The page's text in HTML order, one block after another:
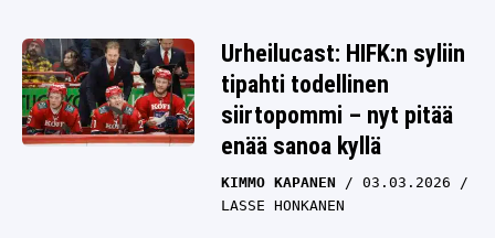
Urheilucast: HIFK:n syliin
tipahti todellinen
siirtopommi – nyt pitää
enää sanoa kyllä
KIMMO KAPANEN
03.03.2026
LASSE HONKANEN